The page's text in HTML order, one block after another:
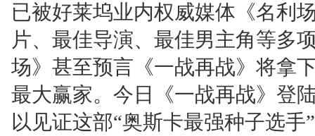
已被好莱坞业内权威媒体《名利
片、最佳导演、最佳男主角等多
场》甚至预言《一战再战》将拿
最大赢家。今日《一战再战》登
以见证这部“奥斯卡最强种子选手